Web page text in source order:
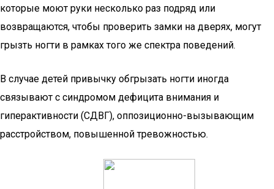
которые моют руки несколько раз подряд или
возвращаются, чтобы проверить замки на дверях, могут
грызть ногти в рамках того же спектра поведений.
В случае детей привычку обгрызать ногти иногда
связывают с синдромом дефицита внимания и
гиперактивности (СДВГ), оппозиционно-вызывающим
расстройством, повышенной тревожностью.